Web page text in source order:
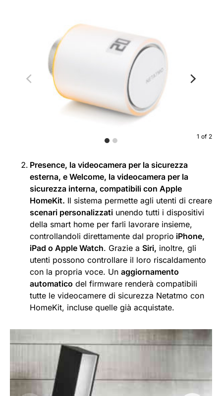
1 of 2
Presence, la videocamera per la sicurezza
esterna, e Welcome, la videocamera per la
sicurezza interna, compatibili con Apple
HomeKit. Il sistema permette agli utenti di creare
scenari personalizzati unendo tutti i dispositivi
della smart home per farli lavorare insieme,
controllandoli direttamente dal proprio iPhone,
iPad o Apple Watch. Grazie a Siri, inoltre, gli
utenti possono controllare il loro riscaldamento
con la propria voce. Un aggiornamento
automatico del firmware renderà compatibili
tutte le videocamere di sicurezza Netatmo con
HomeKit, incluse quelle già acquistate.